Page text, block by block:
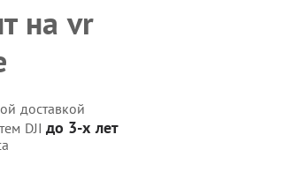
на vr
доставкой
DJI до 3-х лет